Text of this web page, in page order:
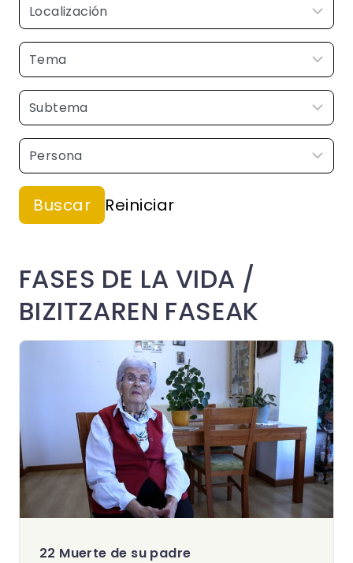
FASES DE LA VIDA /
BIZITZAREN FASEAK
22 Muerte de su padre